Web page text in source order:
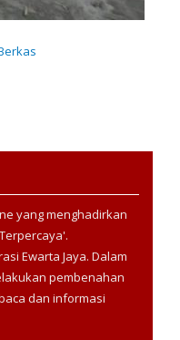
yang menghadirkan
Ewarta Jaya. Dalam
pembenahan
dan informasi